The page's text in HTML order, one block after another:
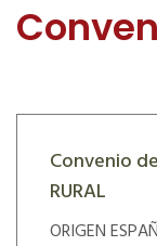
Convenio
RURAL
ORIGEN